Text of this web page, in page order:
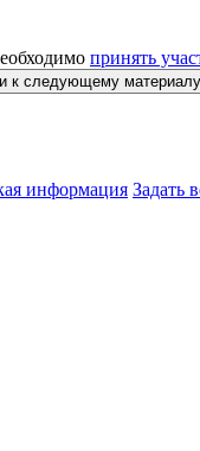
принять
к следующему
информация Задать